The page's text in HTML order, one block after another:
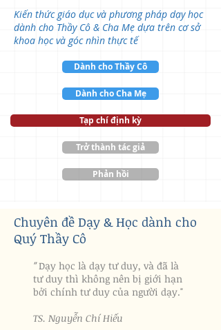
Kiến thức giáo dục và phương pháp dạy học
dành cho Thầy Cô & Cha Mẹ dựa trên cơ sở
khoa học và góc nhìn thực tế
Dành cho Thầy Cô
Dành cho Cha Mẹ
Tạp chí định kỳ
Trở thành tác giả
Phản hồi
​Chuyên đề Dạy & Học dành cho
Quý Thầy Cô
"Dạy học là dạy tư duy, và đã là
tư duy thì không nên bị giới hạn
bởi chính tư duy của người dạy."
​TS. Nguyễn Chí Hiếu